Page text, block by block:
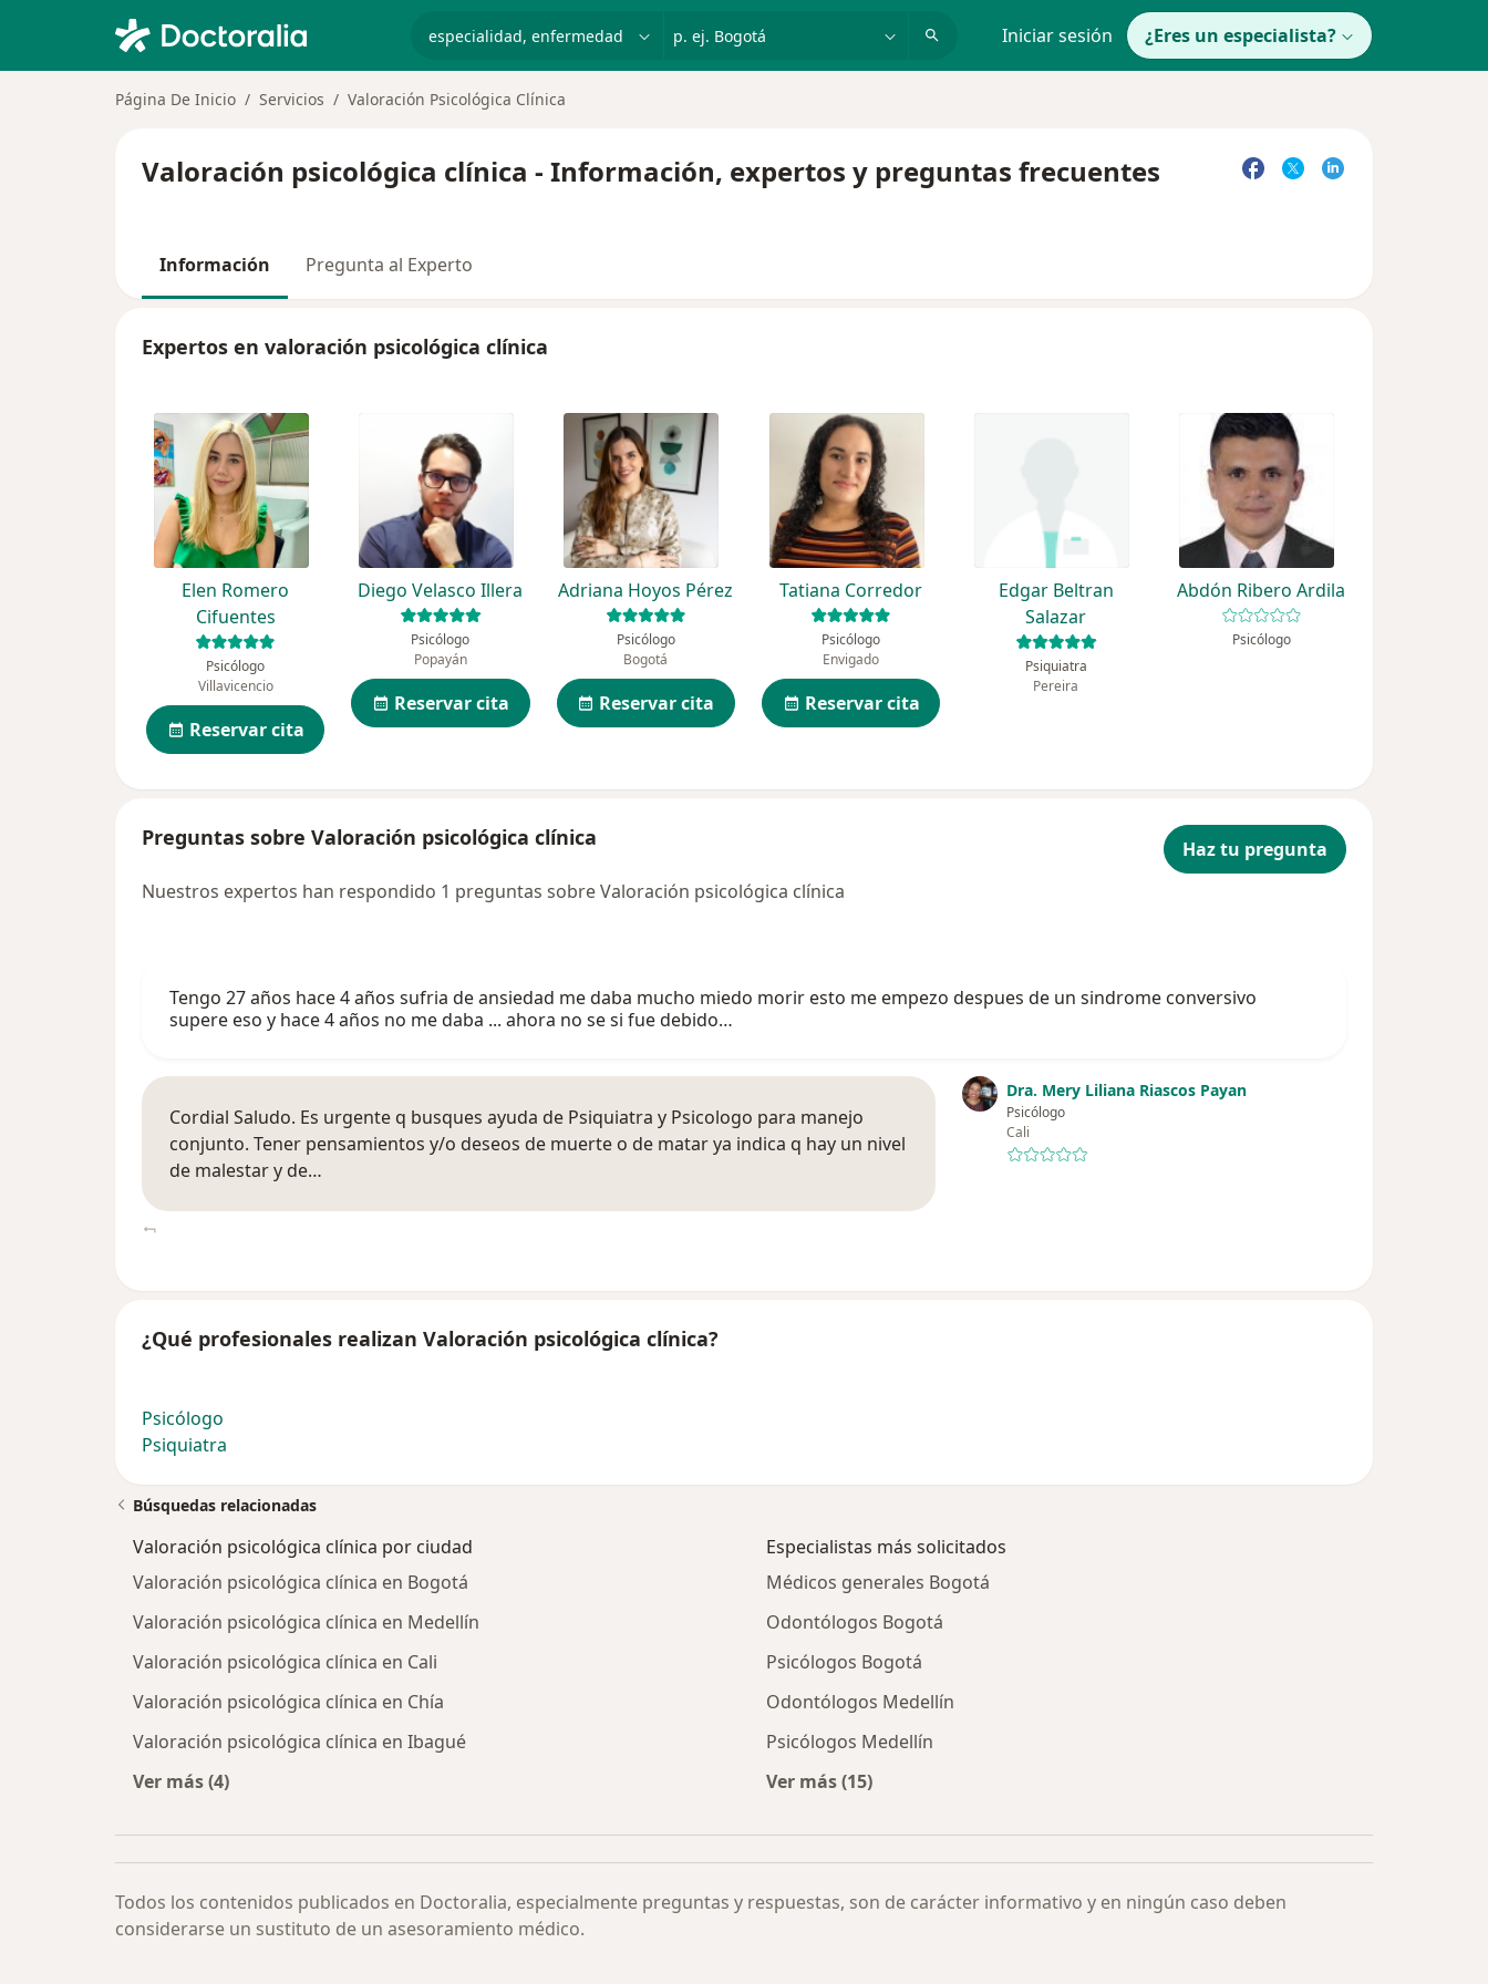
p. ej. Bogotá Iniciar sesión ¿Eres un especialista?
Página De Inicio Servicios Valoración Psicológica Clínica
Valoración psicológica clínica - Información, expertos y preguntas frecuentes
Información Pregunta al Experto
Expertos en valoración psicológica clínica
Elen Romero
Cifuentes
Psicólogo
Villavicencio
Reservar cita
Diego Velasco Illera
Psicólogo
Popayán
Reservar cita
Adriana Hoyos Pérez
Psicólogo
Bogotá
Reservar cita
Tatiana Corredor
Psicólogo
Envigado
Reservar cita
Edgar Beltran
Salazar
Psiquiatra
Pereira
Abdón Ribero Ardila
Psicólogo
Preguntas sobre Valoración psicológica clínica
Haz tu pregunta
Nuestros expertos han respondido 1 preguntas sobre Valoración psicológica clínica
Tengo 27 años hace 4 años sufria de ansiedad me daba mucho miedo morir esto me empezo despues de un sindrome conversivo
supere eso y hace 4 años no me daba ... ahora no se si fue debido…
Dra. Mery Liliana Riascos Payan
Psicólogo
Cali
Cordial Saludo. Es urgente q busques ayuda de Psiquiatra y Psicologo para manejo
conjunto. Tener pensamientos y/o deseos de muerte o de matar ya indica q hay un nivel
de malestar y de…
¿Qué profesionales realizan Valoración psicológica clínica?
Psicólogo
Psiquiatra
Búsquedas relacionadas
Valoración psicológica clínica por ciudad
Valoración psicológica clínica en Bogotá
Valoración psicológica clínica en Medellín
Valoración psicológica clínica en Cali
Valoración psicológica clínica en Chía
Valoración psicológica clínica en Ibagué
Ver más (4)
Especialistas más solicitados
Médicos generales Bogotá
Odontólogos Bogotá
Psicólogos Bogotá
Odontólogos Medellín
Psicólogos Medellín
Ver más (15)
Todos los contenidos publicados en Doctoralia, especialmente preguntas y respuestas, son de carácter informativo y en ningún caso deben
considerarse un sustituto de un asesoramiento médico.